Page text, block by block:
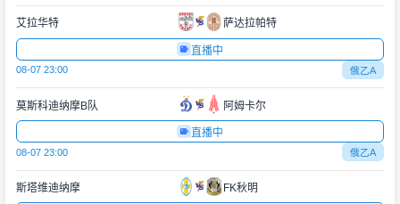
艾拉华特 萨达拉帕特
直播中
08-07 23:00 俄乙A
莫斯科迪纳摩B队 阿姆卡尔
直播中
08-07 23:00 俄乙A
斯塔维迪纳摩 FK秋明